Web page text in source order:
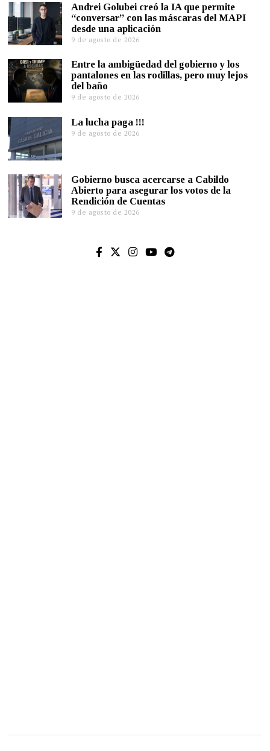
Andrei Golubei creó la IA que permite
“conversar” con las máscaras del MAPI
desde una aplicación
9 de agosto de 2026
Entre la ambigüedad del gobierno y los
pantalones en las rodillas, pero muy lejos
del baño
9 de agosto de 2026
La lucha paga !!!
9 de agosto de 2026
Gobierno busca acercarse a Cabildo
Abierto para asegurar los votos de la
Rendición de Cuentas
9 de agosto de 2026